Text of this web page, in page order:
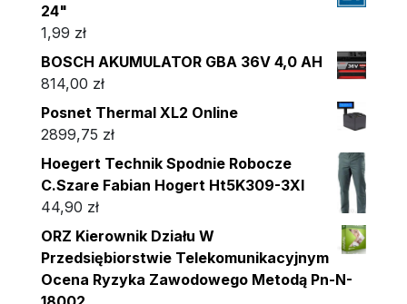
24"
1,99 zł
BOSCH AKUMULATOR GBA 36V 4,0 AH
814,00 zł
Posnet Thermal XL2 Online
2899,75 zł
Hoegert Technik Spodnie Robocze
C.Szare Fabian Hogert Ht5K309-3Xl
44,90 zł
ORZ Kierownik Działu W
Przedsiębiorstwie Telekomunikacyjnym
Ocena Ryzyka Zawodowego Metodą Pn-N-